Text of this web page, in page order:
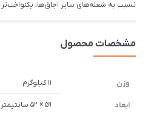
نسبت به شعله‌های سایر اجاق‌ها،
مشخصات محصول
وزن 11 کیلوگرم
ابعاد 59 × 52 سانتیمتر